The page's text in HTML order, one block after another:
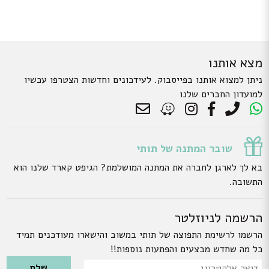
מצא אותנו
ניתן למצוא אותנו בפייסבוק. לעידכונים וחדשות הצטרפו עכשיו
למועדון החברים שלנו
שובר המתנה של תותי
בא לך לארגן לחברה את המתנה המושלמת? הגיפט קארד שלנו הוא
התשובה.
הרשמה לניוזלטר
הרשמו לרשימת התפוצה של תותי במשוב והישארו מעודכנים תמיד
כל מה שחדש מבצעים והפתעות נוספות!!